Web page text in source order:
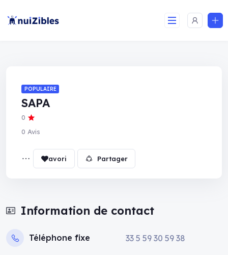
SAPA
POPULAIRE
0
0 Avis
Partager
Information de contact
Téléphone fixe 33 5 59 30 59 38